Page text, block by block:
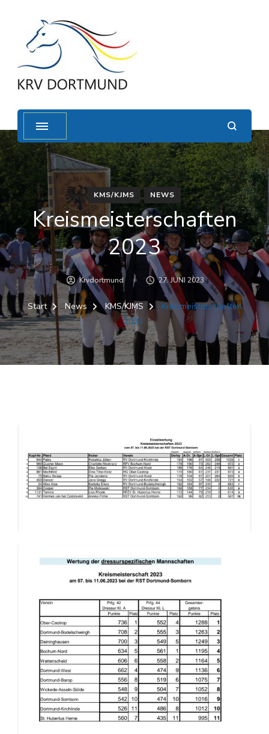
KMS/KJMS NEWS
Kreismeisterschaften
2023
Krvdortmund 27. JUNI 2023
Start News KMS/KJMS
Kreismeisterschaften
2023